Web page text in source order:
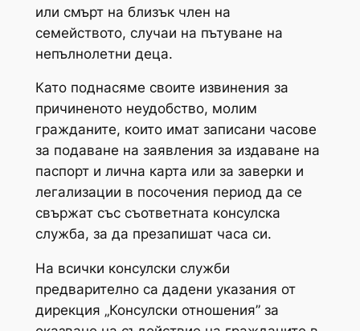
или смърт на близък член на
семейството, случаи на пътуване на
непълнолетни деца.
Като поднасяме своите извинения за
причиненото неудобство, молим
гражданите, които имат записани часове
за подаване на заявления за издаване на
паспорт и лична карта или за заверки и
легализации в посочения период да се
свържат със съответната консулска
служба, за да презапишат часа си.
На всички консулски служби
предварително са дадени указания от
дирекция „Консулски отношения” за